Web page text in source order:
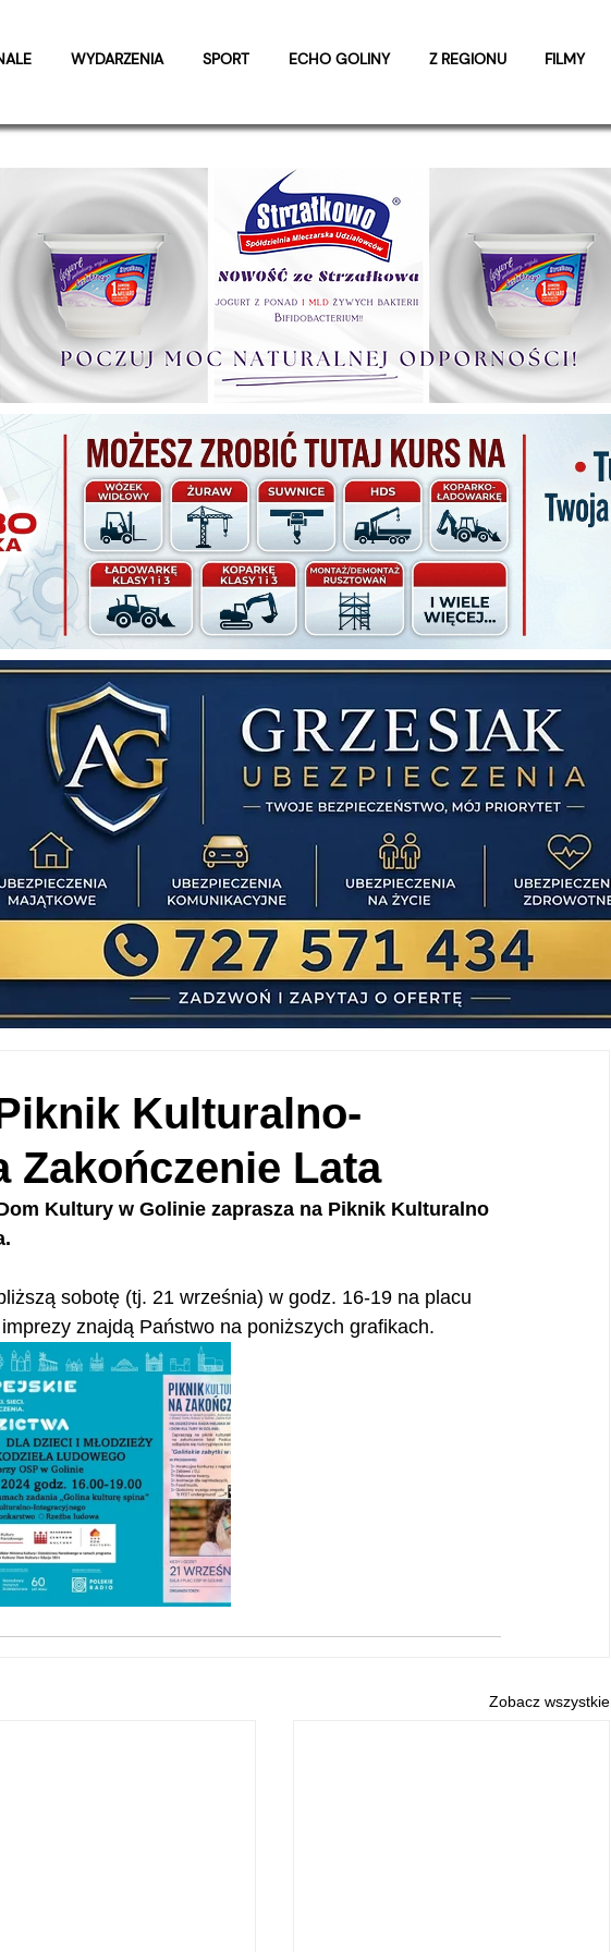
WYDARZENIA SPORT ECHO GOLINY Z REGIONU FILMY
Kulturalno-
Zakończenie Lata
Kultury w Golinie zaprasza na Piknik Kulturalno
sobotę (tj. 21 września) w godz. 16-19 na placu
znajdą Państwo na poniższych grafikach.
Zobacz wszystkie